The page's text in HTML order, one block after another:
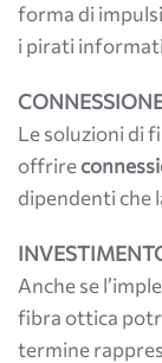
forma di
i pirati
Le soluzioni di
offrire
dipendenti che
Anche se
fibra ottica
termine